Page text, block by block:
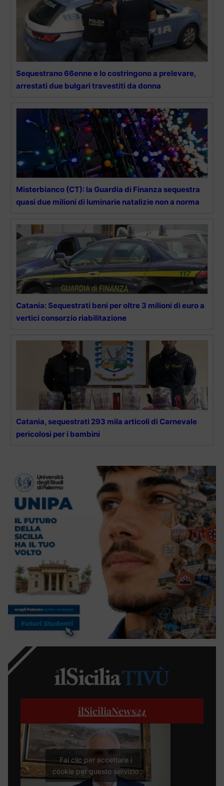
Sequestrano 66enne e lo costringono a prelevare,
arrestati due bulgari travestiti da donna
Misterbianco (CT): la Guardia di Finanza sequestra
quasi due milioni di luminarie natalizie non a norma
Catania: Sequestrati beni per oltre 3 milioni di euro a
vertici consorzio riabilitazione
Catania, sequestrati 293 mila articoli di Carnevale
pericolosi per i bambini
ilSiciliaNews24
Fai clic per accettare i
cookie per questo servizio